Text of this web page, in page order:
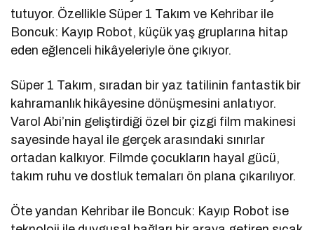
tutuyor. Özellikle Süper 1 Takım ve Kehribar ile
Boncuk: Kayıp Robot, küçük yaş gruplarına hitap
eden eğlenceli hikâyeleriyle öne çıkıyor.
Süper 1 Takım, sıradan bir yaz tatilinin fantastik bir
kahramanlık hikâyesine dönüşmesini anlatıyor.
Varol Abi’nin geliştirdiği özel bir çizgi film makinesi
sayesinde hayal ile gerçek arasındaki sınırlar
ortadan kalkıyor. Filmde çocukların hayal gücü,
takım ruhu ve dostluk temaları ön plana çıkarılıyor.
Öte yandan Kehribar ile Boncuk: Kayıp Robot ise